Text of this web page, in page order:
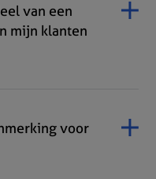
van een
mijn klanten
voor